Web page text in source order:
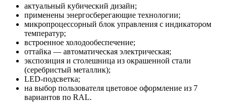
актуальный кубический дизайн;
применены энергосберегающие технологии;
микропроцессорный блок управления с индикатором
температур;
встроенное холодообеспечение;
оттайка — автоматическая электрическая;
экспозиция и столешница из окрашенной стали
(серебристый металлик);
LED-подсветка;
на выбор пользователя цветовое оформление из 7
вариантов по RAL.